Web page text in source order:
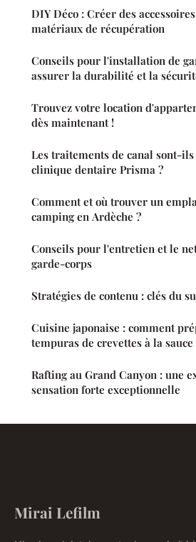
DIY Déco : Créer des
matériaux de récupération
Conseils pour l'installation de
assurer la durabilité et la
Trouvez votre location
dès maintenant !
Les traitements de canal sont-ils
clinique dentaire Prisma ?
Comment et où trouver un emplacement idéal pour
camping en Ardèche ?
Conseils pour l'entretien et le
garde-corps
Stratégies de contenu : clés du
Cuisine japonaise : comment
tempuras de crevettes à la
Rafting au Grand Canyon : une
sensation forte exceptionnelle
Mirai Lefilm